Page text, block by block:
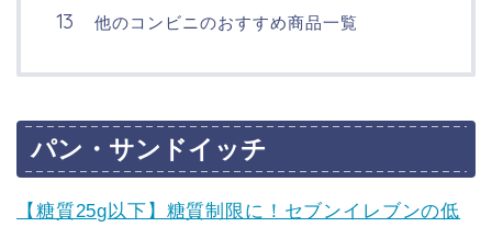
他のコンビニのおすすめ商品一覧
パン・サンドイッチ
【糖質25g以下】糖質制限に！セブンイレブンの低